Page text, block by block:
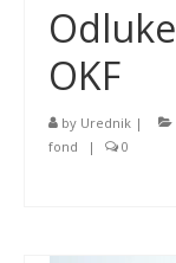
OKF
by Urednik |
fond
| 0